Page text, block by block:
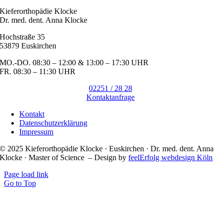
Kieferorthopädie Klocke
Dr. med. dent. Anna Klocke
Hochstraße 35
53879 Euskirchen
MO.-DO. 08:30 – 12:00 & 13:00 – 17:30 UHR
FR. 08:30 – 11:30 UHR
02251 / 28 28
Kontaktanfrage
Kontakt
Datenschutzerklärung
Impressum
© 2025 Kieferorthopädie Klocke · Euskirchen · Dr. med. dent. Anna
Klocke · Master of Science – Design byfeelErfolg webdesign Köln
Page load link
Go to Top